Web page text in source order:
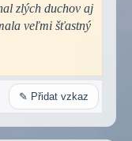
zlých duchov aj
veľmi šťastný
✎ Přidat vzkaz